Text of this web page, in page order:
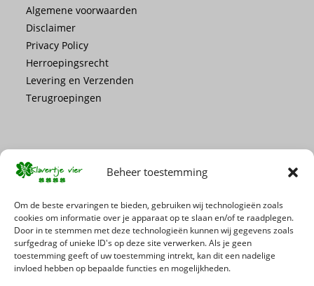
Beheer toestemming
Om de beste ervaringen te bieden, gebruiken wij technologieën zoals
cookies om informatie over je apparaat op te slaan en/of te raadplegen.
Door in te stemmen met deze technologieën kunnen wij gegevens zoals
surfgedrag of unieke ID's op deze site verwerken. Als je geen
toestemming geeft of uw toestemming intrekt, kan dit een nadelige
invloed hebben op bepaalde functies en mogelijkheden.
Algemene voorwaarden
Disclaimer
Privacy Policy
Herroepingsrecht
Levering en Verzenden
Terugroepingen
Mis geen enkele actie of promotie!
Schrijf je in voor onze nieuwsbrief